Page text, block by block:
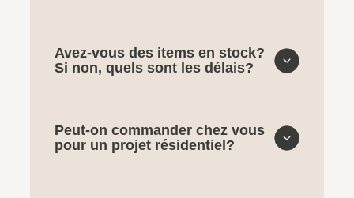
Avez-vous des items en stock?
Si non, quels sont les délais?
Peut-on commander chez vous
pour un projet résidentiel?